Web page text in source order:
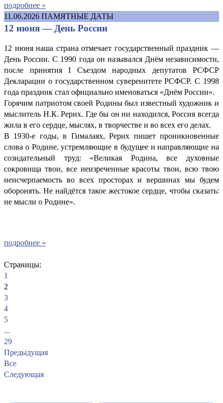
подробнее »
11.06.2026 ПАМЯТНЫЕ ДАТЫ
12 июня — День России
12 июня наша страна отмечает государственный праздник —
День России. С 1990 года он назывался Днём независимости,
после принятия I Съездом народных депутатов РСФСР
Декларации о государственном суверенитете РСФСР. С 1998
года праздник стал официально именоваться «Днём России».
Горячим патриотом своей Родины был известный художник и
мыслитель Н.К. Рерих. Где бы он ни находился, Россия всегда
жила в его сердце, мыслях, в творчестве и во всех его делах.
В 1930-е годы, в Гималаях, Рерих пишет проникновенные
слова о Родине, устремляющие в будущее и направляющие на
созидательный труд: «Великая Родина, все духовные
сокровища твои, все неизреченные красоты твои, всю твою
неисчерпаемость во всех просторах и вершинах мы будем
оборонять. Не найдётся такое жестокое сердце, чтобы сказать:
не мысли о Родине».
подробнее »
Страницы:
1
2
3
4
5
...
29
Предыдущая
Все
Следующая